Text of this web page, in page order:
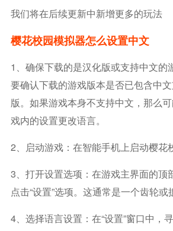
我们将在后续更新中新增更多的玩法
樱花校园模拟器怎么设置中文
1、‌确保下载的是汉化版或支持中文的
要确认下载的游戏版本是否已包含中
版。如果游戏本身不支持中文，那么
戏内的设置更改语言。‌
‌2、启动游戏‌：在智能手机上启动樱花
3、‌打开设置选项‌：在游戏主界面的顶
点击“设置”选项。这通常是一个齿轮或
‌4、选择语言设置‌：在“设置”窗口中，